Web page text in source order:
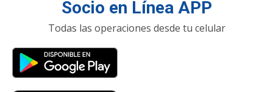
Socio en Línea APP
Todas las operaciones desde tu celular